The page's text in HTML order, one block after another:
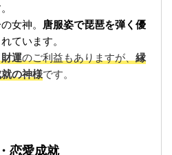
女神。 唐服姿で琵琶を弾く優
ています。
運のご利益もありますが、 縁
の神様です。
恋愛成就